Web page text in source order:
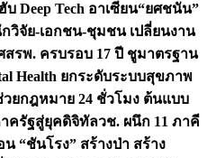
Deep Tech อาเซียน“ยศชนัน”
กวิจัย-เอกชน-ชุมชน เปลี่ยนงาน
สรพ. ครบรอบ 17 ปี ชูมาตรฐาน
Health ยกระดับระบบสุขภาพ
ยกฎหมาย 24 ชั่วโมง ต้นแบบ
ครัฐสู่ยุคดิจิทัลวช. ผนึก 11 ภาคี
น “ชันโรง” สร้างป่า สร้าง